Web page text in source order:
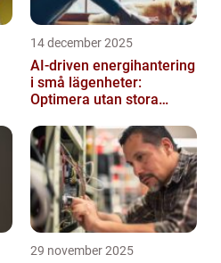
14 december 2025
AI-driven energihantering
i små lägenheter:
Optimera utan stora
29 november 2025